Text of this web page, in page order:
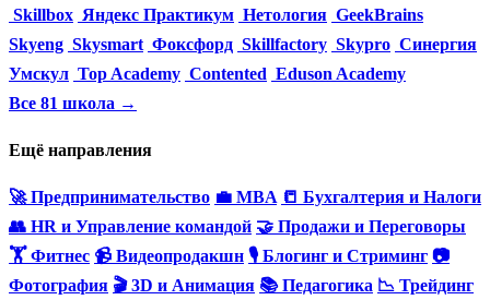
Skillbox Яндекс Практикум Нетология GeekBrains
Skyeng Skysmart Фоксфорд Skillfactory Skypro Синергия
Умскул Top Academy Contented Eduson Academy
Все 81 школа →
Ещё направления
🚀 Предпринимательство 💼 MBA 📒 Бухгалтерия и Налоги
👥 HR и Управление командой 🤝 Продажи и Переговоры
🏋️ Фитнес 📹 Видеопродакшн 🎙 Блогинг и Стриминг 📷
Фотография 🎬 3D и Анимация 📚 Педагогика 📉 Трейдинг